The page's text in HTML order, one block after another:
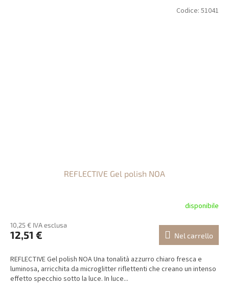
REFLECTIVE Gel polish NOA
disponibile
10,25 € IVA esclusa
12,51 € Nel carrello
REFLECTIVE Gel polish NOA Una tonalità azzurro chiaro fresca e
luminosa, arricchita da microglitter riflettenti che creano un intenso
effetto specchio sotto la luce. In luce...
Codice: 51041